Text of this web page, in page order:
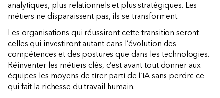
analytiques, plus relationnels et plus stratégiques. Les
métiers ne disparaissent pas, ils se transforment.
Les organisations qui réussiront cette transition seront
celles qui investiront autant dans l’évolution des
compétences et des postures que dans les technologies.
Réinventer les métiers clés, c’est avant tout donner aux
équipes les moyens de tirer parti de l’IA sans perdre ce
qui fait la richesse du travail humain.